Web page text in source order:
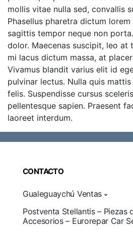
mollis vitae nulla sed, convallis
Phasellus pharetra dictum
sagittis tempor neque non
dolor. Maecenas suscipit, leo at
mi lacus dictum massa, at
Vivamus blandit varius elit id
pulvinar lectus. Nulla quis
felis. Suspendisse cursus
pellentesque sapien. Praesent
laoreet interdum.
CONTACTO
Gualeguaychú Ventas
Postventa Stellantis – Piezas
Accesorios – Eurorepar Car